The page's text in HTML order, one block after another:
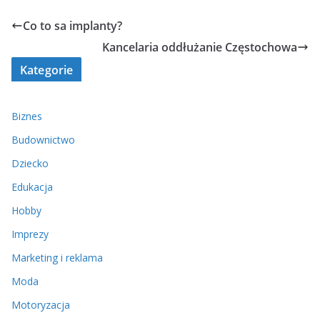
Co to sa implanty?
Kancelaria oddłużanie Częstochowa
Kategorie
Biznes
Budownictwo
Dziecko
Edukacja
Hobby
Imprezy
Marketing i reklama
Moda
Motoryzacja